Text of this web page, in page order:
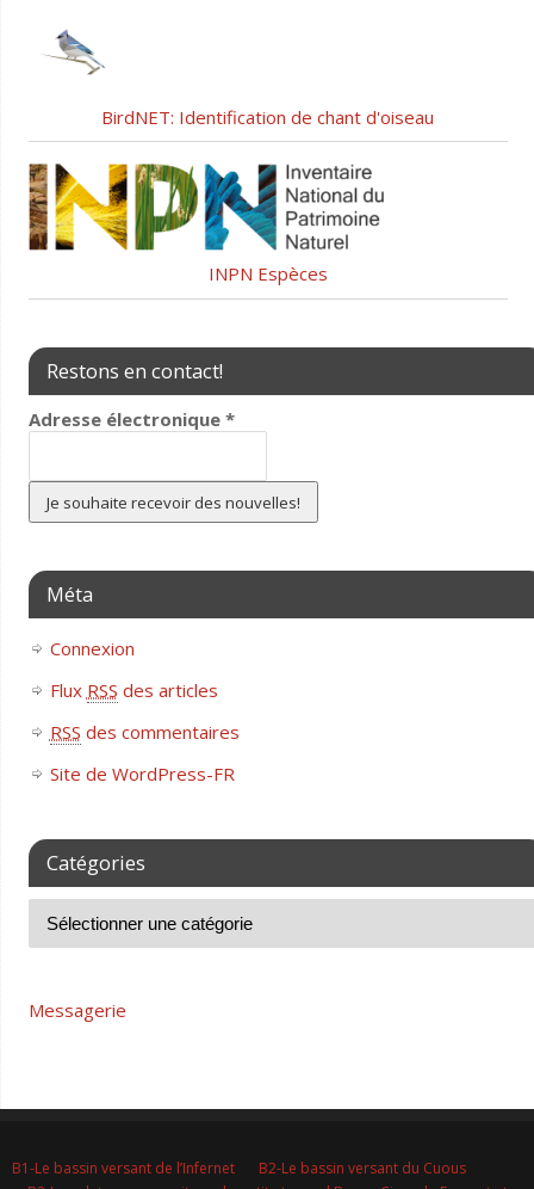
BirdNET: Identification de chant d'oiseau
INPN Espèces
Restons en contact!
Adresse électronique *
Méta
Connexion
Flux RSS des articles
RSS des commentaires
Site de WordPress-FR
Catégories
Messagerie
B1-Le bassin versant de l’Infernet
B2-Le bassin versant du Cuous